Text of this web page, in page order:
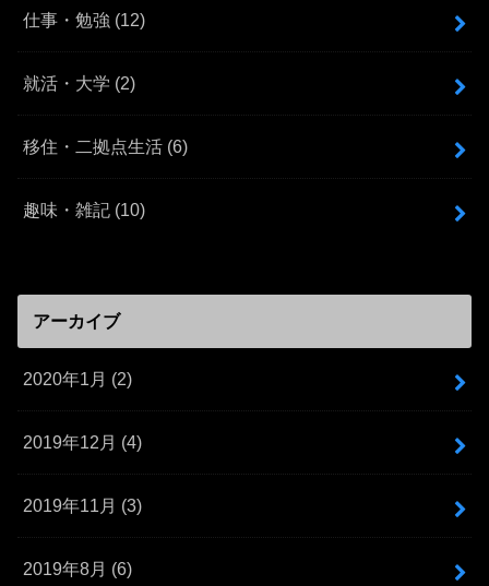
仕事・勉強 (12)
就活・大学 (2)
移住・二拠点生活 (6)
趣味・雑記 (10)
アーカイブ
2020年1月 (2)
2019年12月 (4)
2019年11月 (3)
2019年8月 (6)